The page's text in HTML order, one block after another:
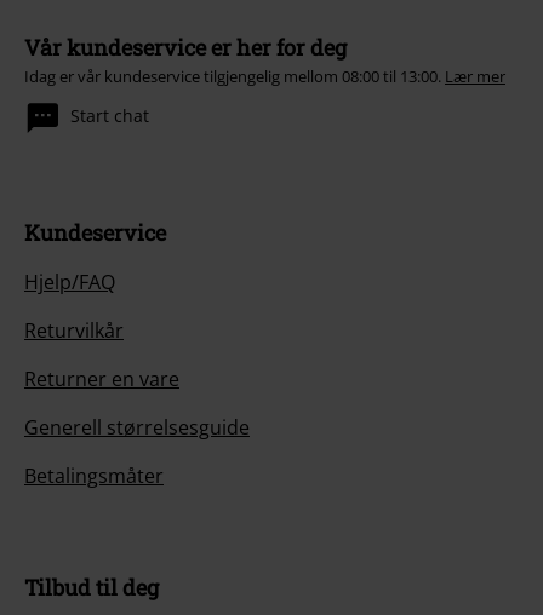
Vår kundeservice er her for deg
Idag er vår kundeservice tilgjengelig mellom 08:00 til 13:00. Lær mer
Start chat
Kundeservice
Hjelp/FAQ
Returvilkår
Returner en vare
Generell størrelsesguide
Betalingsmåter
Tilbud til deg